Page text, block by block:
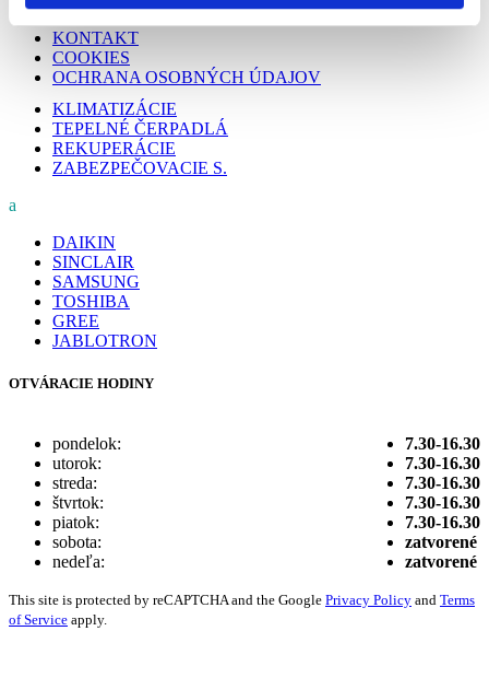
KONTAKT
COOKIES
OCHRANA OSOBNÝCH ÚDAJOV
KLIMATIZÁCIE
TEPELNÉ ČERPADLÁ
REKUPERÁCIE
ZABEZPEČOVACIE S.
a
DAIKIN
SINCLAIR
SAMSUNG
TOSHIBA
GREE
JABLOTRON
OTVÁRACIE HODINY
pondelok:
utorok:
streda:
štvrtok:
piatok:
sobota:
nedeľa:
7.30-16.30
7.30-16.30
7.30-16.30
7.30-16.30
7.30-16.30
zatvorené
zatvorené
This site is protected by reCAPTCHA and the Google Privacy Policy and Terms
of Service apply.